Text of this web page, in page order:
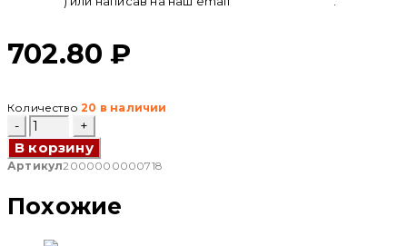
702.80₽
Количество 20 в наличии
Количество
товара
Шкаф
ЩРВ-
4WAYS
Electric)
В корзину
Артикул2000000000718
Похожие